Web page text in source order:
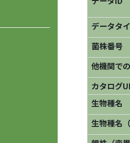
データタ
菌株番号
他機関で
カタログ
生物種名
生物種名